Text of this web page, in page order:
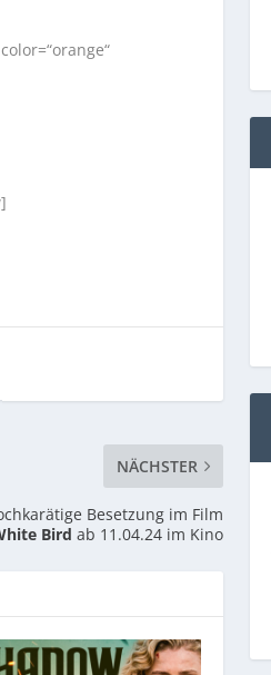
NÄCHSTER
Besetzung im Film
Bird ab 11.04.24 im Kino